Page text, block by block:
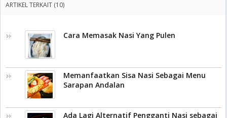
ARTIKEL TERKAIT (10)
Cara Memasak Nasi Yang Pulen
Memanfaatkan Sisa Nasi Sebagai Menu
Sarapan Andalan
Ada Lagi Alternatif Pengganti Nasi sebagai